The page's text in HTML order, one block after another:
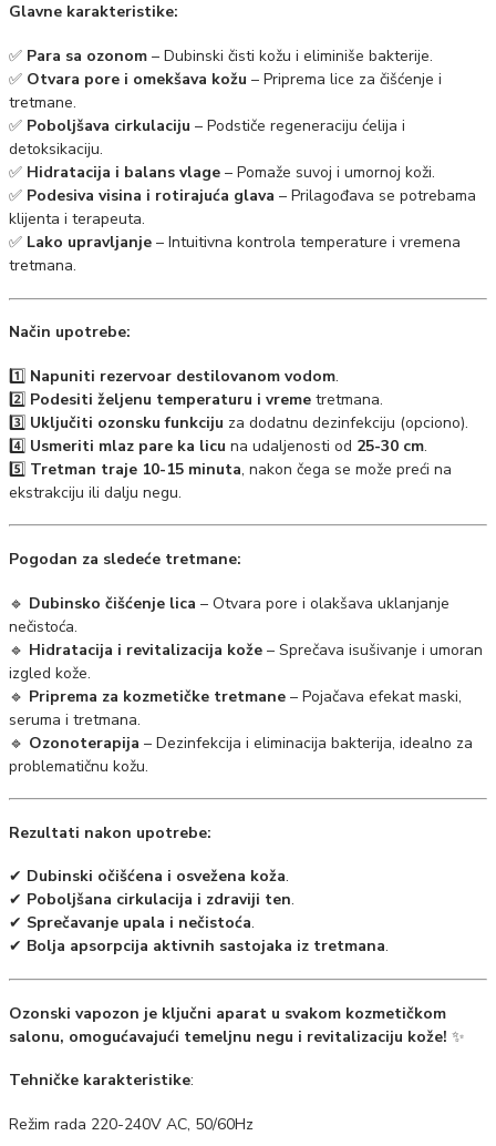
Glavne karakteristike:
✅ Para sa ozonom – Dubinski čisti kožu i eliminiše bakterije.
✅ Otvara pore i omekšava kožu – Priprema lice za čišćenje i
tretmane.
✅ Poboljšava cirkulaciju – Podstiče regeneraciju ćelija i
detoksikaciju.
✅ Hidratacija i balans vlage – Pomaže suvoj i umornoj koži.
✅ Podesiva visina i rotirajuća glava – Prilagođava se potrebama
klijenta i terapeuta.
✅ Lako upravljanje – Intuitivna kontrola temperature i vremena
tretmana.
Način upotrebe:
1️⃣ Napuniti rezervoar destilovanom vodom.
2️⃣ Podesiti željenu temperaturu i vreme tretmana.
3️⃣ Uključiti ozonsku funkciju za dodatnu dezinfekciju (opciono).
4️⃣ Usmeriti mlaz pare ka licu na udaljenosti od 25-30 cm.
5️⃣ Tretman traje 10-15 minuta, nakon čega se može preći na
ekstrakciju ili dalju negu.
Pogodan za sledeće tretmane:
🔹 Dubinsko čišćenje lica – Otvara pore i olakšava uklanjanje
nečistoća.
🔹 Hidratacija i revitalizacija kože – Sprečava isušivanje i umoran
izgled kože.
🔹 Priprema za kozmetičke tretmane – Pojačava efekat maski,
seruma i tretmana.
🔹 Ozonoterapija – Dezinfekcija i eliminacija bakterija, idealno za
problematičnu kožu.
Rezultati nakon upotrebe:
✔ Dubinski očišćena i osvežena koža.
✔ Poboljšana cirkulacija i zdraviji ten.
✔ Sprečavanje upala i nečistoća.
✔ Bolja apsorpcija aktivnih sastojaka iz tretmana.
Ozonski vapozon je ključni aparat u svakom kozmetičkom
salonu, omogućavajući temeljnu negu i revitalizaciju kože! ✨
Tehničke karakteristike:
Režim rada 220-240V AC, 50/60Hz